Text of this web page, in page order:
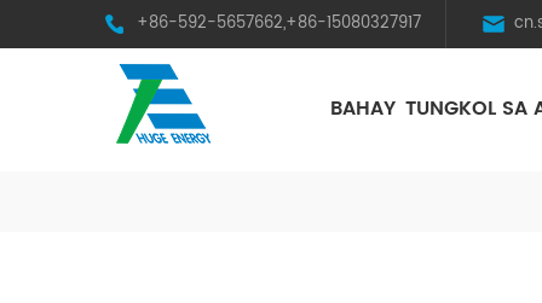
+86-592-5657662,+86-15080327917
BAHAY TUNGKOL SA